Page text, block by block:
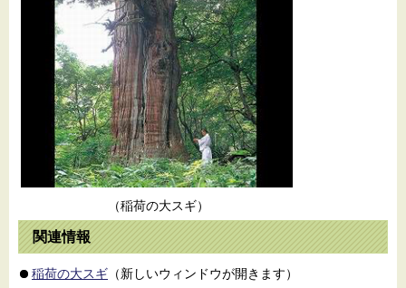
（稲荷の大スギ）
関連情報
稲荷の大スギ （新しいウィンドウが開きます）